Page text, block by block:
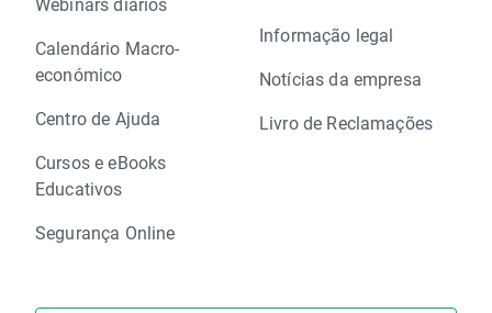
Calendário Macro-
económico
Centro de Ajuda
Cursos e eBooks
Educativos
Segurança Online
Informação legal
Notícias da empresa
Livro de Reclamações